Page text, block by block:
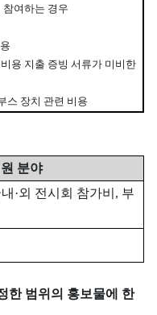
여하는 경우
용 지출 증빙 서류가 미비한
스 장치 관련 비용
분야
·외 전시회 참가비, 부
한 범위의 홍보물에 한